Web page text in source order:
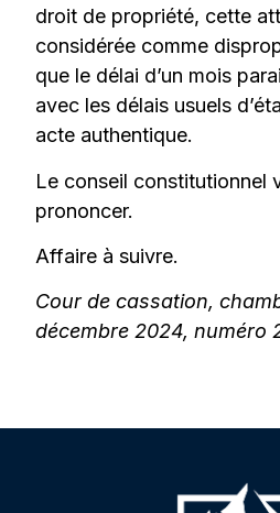
droit de propriété, cette
considérée comme
que le délai d’un mois
avec les délais usuels
acte authentique.
Le conseil constitutionnel
prononcer.
Affaire à suivre.
Cour de cassation,
décembre 2024, numéro